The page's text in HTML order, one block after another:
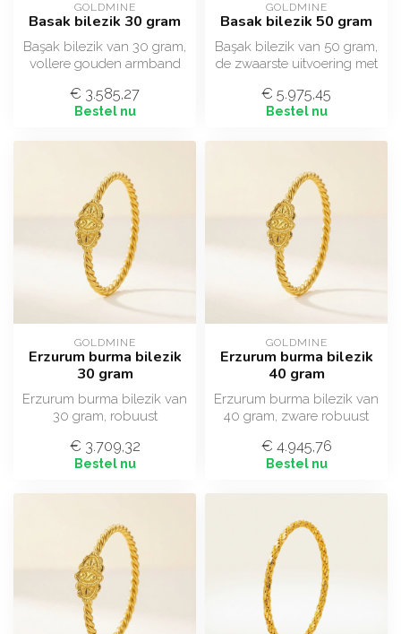
GOLDMINE
Basak bilezik 30 gram
Başak bilezik van 30 gram,
vollere gouden armband
ayar...
€ 3.585,27
Bestel nu
GOLDMINE
Basak bilezik 50 gram
Başak bilezik van 50 gram,
de zwaarste uitvoering met
€ 5.975,45
Bestel nu
GOLDMINE
Erzurum burma bilezik
30 gram
Erzurum burma bilezik van
30 gram, robuust
armband in 22 ayar (...
€ 3.709,32
Bestel nu
GOLDMINE
Erzurum burma bilezik
40 gram
Erzurum burma bilezik van
40 gram, zware robuust
armband in 22 ...
€ 4.945,76
Bestel nu